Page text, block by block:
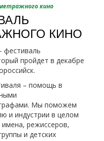
кино
КИНО
пройдет в декабре
– помощь в
Мы поможем
и индустрии в целом
режиссеров,
и детских